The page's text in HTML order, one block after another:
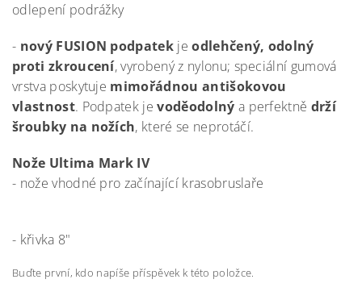
odlepení podrážky
- nový FUSION podpatek jeodlehčený, odolný
proti zkroucení, vyrobený z nylonu; speciální gumová
vrstva poskytuje mimořádnou antišokovou
vlastnost. Podpatek jevoděodolný a perfektně drží
šroubky na nožích, které se neprotáčí.
Nože Ultima Mark IV
- nože vhodné pro začínající krasobruslaře
- křivka 8"
Buďte první, kdo napíše příspěvek k této položce.